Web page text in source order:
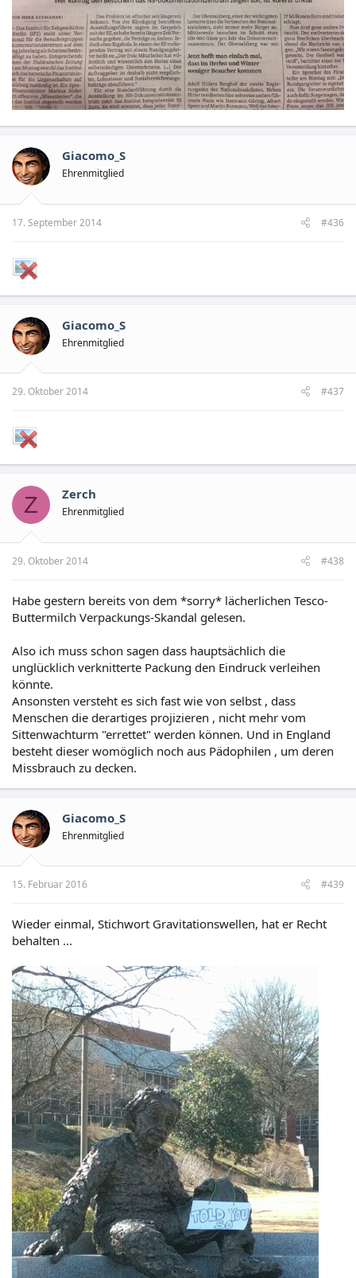
Giacomo_S
Ehrenmitglied
17. September 2014 #436
Giacomo_S
Ehrenmitglied
29. Oktober 2014 #437
Z Zerch
Ehrenmitglied
29. Oktober 2014 #438
Habe gestern bereits von dem *sorry* lächerlichen Tesco-
Buttermilch Verpackungs-Skandal gelesen.
Also ich muss schon sagen dass hauptsächlich die
unglücklich verknitterte Packung den Eindruck verleihen
könnte.
Ansonsten versteht es sich fast wie von selbst , dass
Menschen die derartiges projizieren , nicht mehr vom
Sittenwachturm "errettet" werden können. Und in England
besteht dieser womöglich noch aus Pädophilen , um deren
Missbrauch zu decken.
Giacomo_S
Ehrenmitglied
15. Februar 2016 #439
Wieder einmal, Stichwort Gravitationswellen, hat er Recht
behalten ...